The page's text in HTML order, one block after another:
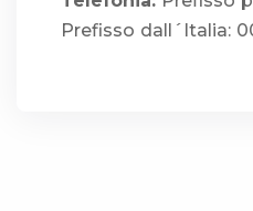
Prefisso dall´Italia: